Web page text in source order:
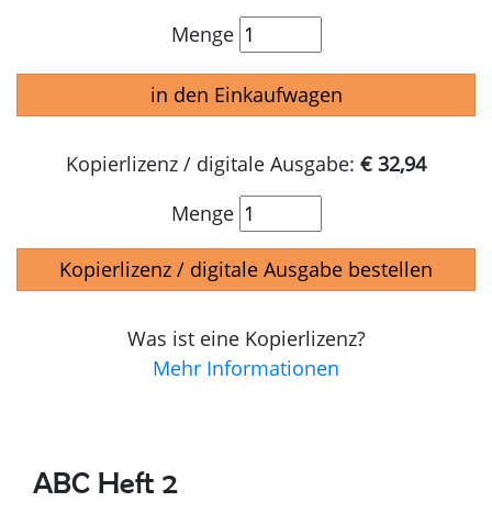
Menge
in den Einkaufwagen
Kopierlizenz / digitale Ausgabe: € 32,94
Menge
Kopierlizenz / digitale Ausgabe bestellen
Was ist eine Kopierlizenz?
Mehr Informationen
ABC Heft 2